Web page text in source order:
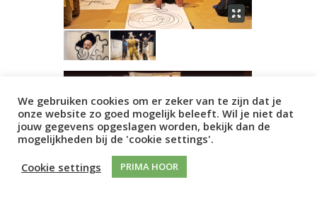
We gebruiken cookies om er zeker van te zijn dat je
onze website zo goed mogelijk beleeft. Wil je niet dat
jouw gegevens opgeslagen worden, bekijk dan de
mogelijkheden bij de 'cookie settings'.
Cookie settings
PRIMA HOOR